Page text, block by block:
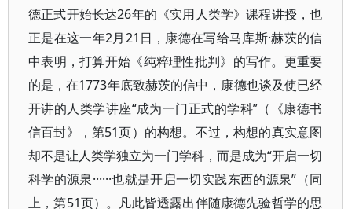
德正式开始长达26年的《实用人类学》课程讲授，也
正是在这一年2月21日，康德在写给马库斯·赫茨的信
中表明，打算开始《纯粹理性批判》的写作。更重要
的是，在1773年底致赫茨的信中，康德也谈及使已经
开讲的人类学讲座“成为一门正式的学科”（《康德书
信百封》，第51页）的构想。不过，构想的真实意图
却不是让人类学独立为一门学科，而是成为“开启一切
科学的源泉······也就是开启一切实践东西的源泉”（同
上，第51页）。凡此皆透露出伴随康德先验哲学的思